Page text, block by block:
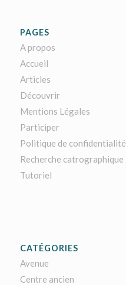
PAGES
A propos
Accueil
Articles
Découvrir
Mentions Légales
Participer
Politique de confidentialité
Recherche catrographique
Tutoriel
CATÉGORIES
Avenue
Centre ancien